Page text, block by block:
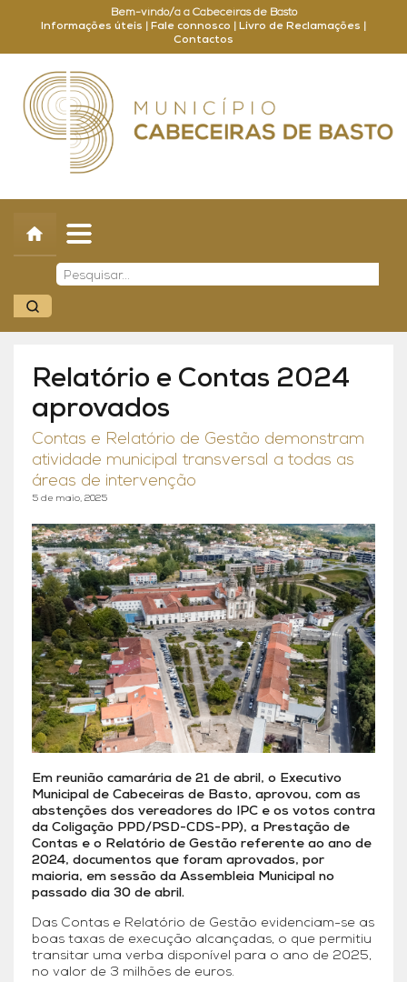
Bem-vindo/a a Cabeceiras de Basto
Informações úteis
Fale connosco Livro de Reclamações
Contactos
Concelho
Município
Turismo
Cultura
Outros
Balcão Online
Relatório e Contas 2024
aprovados
Contas e Relatório de Gestão demonstram
atividade municipal transversal a todas as
áreas de intervenção
5 de maio, 2025
Em reunião camarária de 21 de abril, o Executivo
Municipal de Cabeceiras de Basto, aprovou, com as
abstenções dos vereadores do IPC e os votos contra
da Coligação PPD/PSD-CDS-PP), a Prestação de
Contas e o Relatório de Gestão referente ao ano de
2024, documentos que foram aprovados, por
maioria, em sessão da Assembleia Municipal no
passado dia 30 de abril.
Das Contas e Relatório de Gestão evidenciam-se as
boas taxas de execução alcançadas, o que permitiu
transitar uma verba disponível para o ano de 2025,
no valor de 3 milhões de euros.